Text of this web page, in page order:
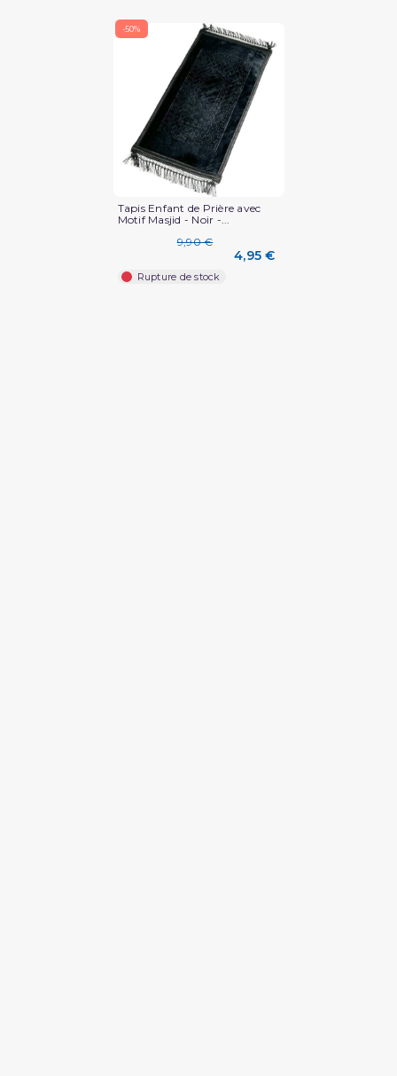
(1 avis)
-50%
Tapis Enfant de Prière avec
Motif Masjid - Noir -...
9,90 €
4,95 €
Rupture de stock